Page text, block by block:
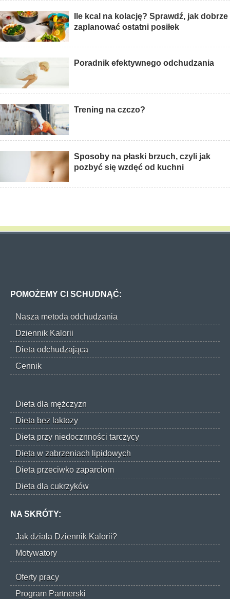
Ile kcal na kolację? Sprawdź, jak dobrze
zaplanować ostatni posiłek
Poradnik efektywnego odchudzania
Trening na czczo?
Sposoby na płaski brzuch, czyli jak
pozbyć się wzdęć od kuchni
POMOŻEMY CI SCHUDNĄĆ:
Nasza metoda odchudzania
Dziennik Kalorii
Dieta odchudzająca
Cennik
Dieta dla mężczyzn
Dieta bez laktozy
Dieta przy niedocznności tarczycy
Dieta w zabrzeniach lipidowych
Dieta przeciwko zaparciom
Dieta dla cukrzyków
NA SKRÓTY:
Jak działa Dziennik Kalorii?
Motywatory
Oferty pracy
Program Partnerski